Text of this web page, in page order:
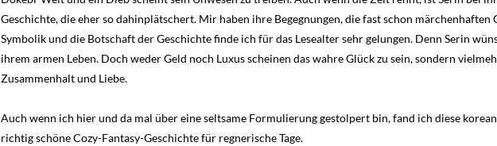
Geschichte, die eher so dahinplätschert. Mir haben ihre Begegnungen, die fast schon
Symbolik und die Botschaft der Geschichte finde ich für das Lesealter sehr gelungen. Denn Serin
ihrem armen Leben. Doch weder Geld noch Luxus scheinen das wahre Glück zu sein, sondern
Zusammenhalt und Liebe.
Auch wenn ich hier und da mal über eine seltsame Formulierung gestolpert bin, fand ich diese
richtig schöne Cozy-Fantasy-Geschichte für regnerische Tage.